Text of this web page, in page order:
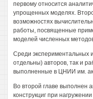
первому относится
упрощенных моделях.
возможностях
работы, посвященные
моделей численных
Среди экспериментальных
отдельны) авторов, так и
выполненные в ЦНИИ им.
Во второй главе выполнен
конструкциг при